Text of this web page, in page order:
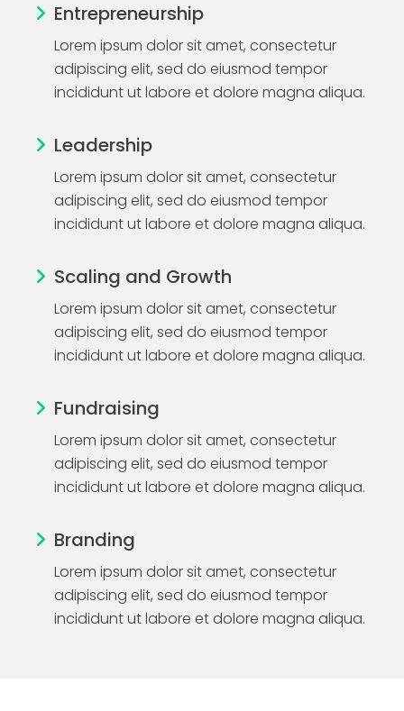
Entrepreneurship
Lorem ipsum dolor sit amet, consectetur
adipiscing elit, sed do eiusmod tempor
incididunt ut labore et dolore magna aliqua.
Leadership
Lorem ipsum dolor sit amet, consectetur
adipiscing elit, sed do eiusmod tempor
incididunt ut labore et dolore magna aliqua.
Scaling and Growth
Lorem ipsum dolor sit amet, consectetur
adipiscing elit, sed do eiusmod tempor
incididunt ut labore et dolore magna aliqua.
Fundraising
Lorem ipsum dolor sit amet, consectetur
adipiscing elit, sed do eiusmod tempor
incididunt ut labore et dolore magna aliqua.
Branding
Lorem ipsum dolor sit amet, consectetur
adipiscing elit, sed do eiusmod tempor
incididunt ut labore et dolore magna aliqua.